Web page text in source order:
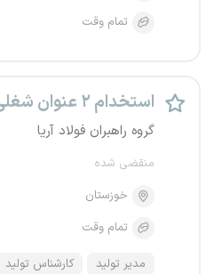
تمام وقت
استخدام ۲ عنوان شغلی
گروه راهبران فولاد آریا
منقضی شده
خوزستان
تمام وقت
مدیر تولید کارشناس تولید